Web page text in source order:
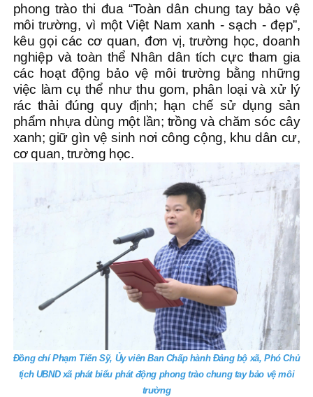
phong trào thi đua “Toàn dân chung tay bảo vệ
môi trường, vì một Việt Nam xanh - sạch - đẹp”,
kêu gọi các cơ quan, đơn vị, trường học, doanh
nghiệp và toàn thể Nhân dân tích cực tham gia
các hoạt động bảo vệ môi trường bằng những
việc làm cụ thể như thu gom, phân loại và xử lý
rác thải đúng quy định; hạn chế sử dụng sản
phẩm nhựa dùng một lần; trồng và chăm sóc cây
xanh; giữ gìn vệ sinh nơi công cộng, khu dân cư,
cơ quan, trường học.
Đồng chí Phạm Tiến Sỹ, Ủy viên Ban Chấp hành Đảng bộ xã, Phó Chủ
tịch UBND xã phát biểu phát động phong trào chung tay bảo vệ môi
trường